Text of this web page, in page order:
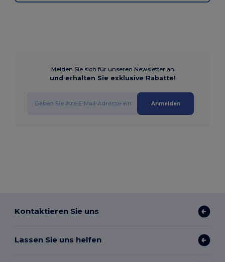
Melden Sie sich für unseren Newsletter an
und erhalten Sie exklusive Rabatte!
Anmelden
Kontaktieren Sie uns
Lassen Sie uns helfen